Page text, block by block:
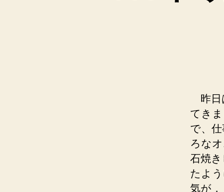
昨日
てきま
で、
ろな
石焼
たよ
気が．